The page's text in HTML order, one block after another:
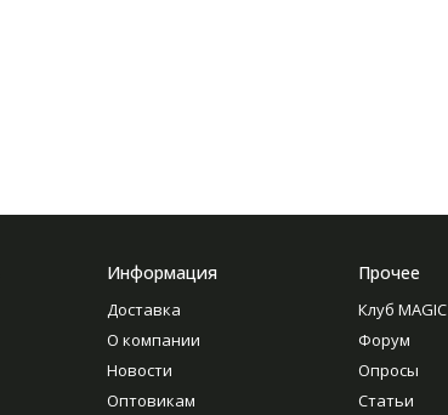
Информация
Доставка
О компании
Новости
Оптовикам
Прочее
Клуб MAGIC
Форум
Опросы
Статьи